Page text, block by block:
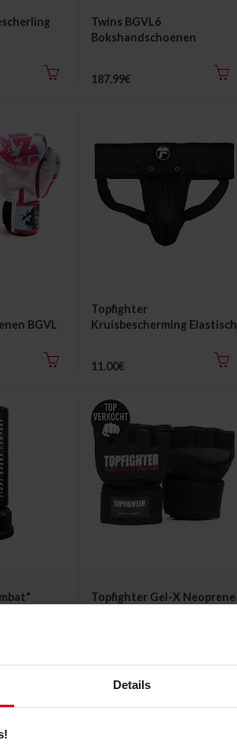
Details
Twins BGVL6
Bokshandschoenen
187.99€
BGVL
Topfighter
Kruisbescherming Elastisch
11.00€
Topfighter Gel-X Neoprene